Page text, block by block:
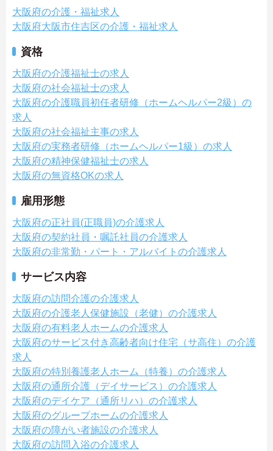
大阪府の介護・福祉求人
大阪府大阪市住吉区の介護・福祉求人
資格
大阪府の介護福祉士の求人
大阪府の社会福祉士の求人
大阪府の介護職員初任者研修（ホームヘルパー2級）の
求人
大阪府の社会福祉主事の求人
大阪府の実務者研修（ホームヘルパー1級）の求人
大阪府の精神保健福祉士の求人
大阪府の無資格OKの求人
雇用形態
大阪府の正社員(正職員)の介護求人
大阪府の契約社員・嘱託社員の介護求人
大阪府の非常勤・パート・アルバイトの介護求人
サービス内容
大阪府の訪問介護の介護求人
大阪府の介護老人保健施設（老健）の介護求人
大阪府の有料老人ホームの介護求人
大阪府のサービス付き高齢者向け住宅（サ高住）の介護
求人
大阪府の特別養護老人ホーム（特養）の介護求人
大阪府の通所介護（デイサービス）の介護求人
大阪府のデイケア（通所リハ）の介護求人
大阪府のグループホームの介護求人
大阪府の障がい者施設の介護求人
大阪府の訪問入浴の介護求人